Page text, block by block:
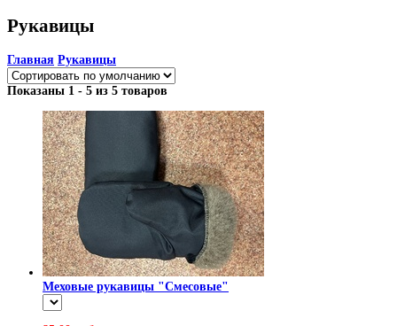
Рукавицы
Главная Рукавицы
Показаны 1 - 5 из 5 товаров
Меховые рукавицы "Смесовые"